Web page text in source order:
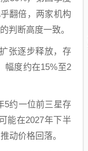
翻倍，两家机构
判断高度一致。
张逐步释放，存
幅度约在15%至2
5约一位前三星存
能在2027年下半
动价格回落。